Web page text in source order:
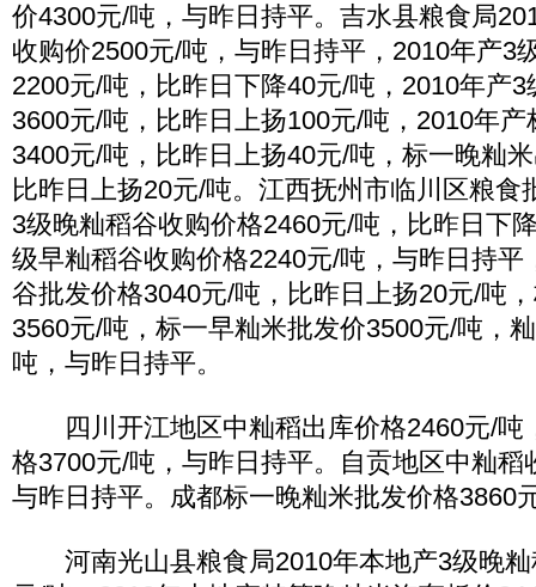
价4300元/吨，与昨日持平。吉水县粮食局
收购价2500元/吨，与昨日持平，2010年产3
2200元/吨，比昨日下降40元/吨，2010年产
3600元/吨，比昨日上扬100元/吨，2010年
3400元/吨，比昨日上扬40元/吨，标一晚籼
比昨日上扬20元/吨。江西抚州市临川区粮食
3级晚籼稻谷收购价格2460元/吨，比昨日下
级早籼稻谷收购价格2240元/吨，与昨日持平
谷批发价格3040元/吨，比昨日上扬20元/吨
3560元/吨，标一早籼米批发价3500元/吨，
吨，与昨日持平。
四川开江地区中籼稻出库价格2460元/吨
格3700元/吨，与昨日持平。自贡地区中籼稻
与昨日持平。成都标一晚籼米批发价格3860
河南光山县粮食局2010年本地产3级晚籼